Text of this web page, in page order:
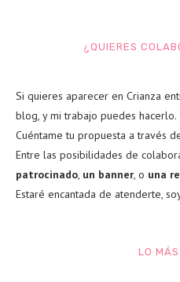
¿QUIERES
Si quieres aparecer en Crianza
blog, y mi trabajo puedes hacerlo.
Cuéntame tu propuesta a través
Entre las posibilidades de
patrocinado, un banner, o una
Estaré encantada de atenderte,
LO